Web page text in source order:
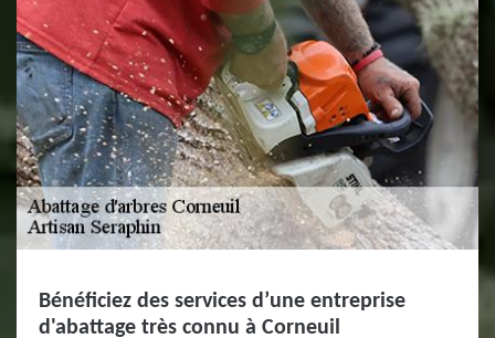
Bénéficiez des services d’une entreprise
d'abattage très connu à Corneuil